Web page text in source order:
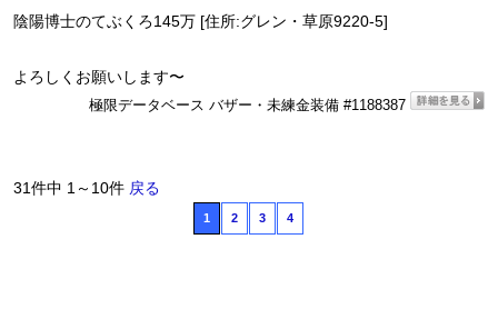
陰陽博士のてぶくろ145万 [住所:グレン・草原9220-5]
よろしくお願いします〜
極限データベース バザー・未練金装備 #1188387
31件中 1～10件 戻る
1 2 3 4